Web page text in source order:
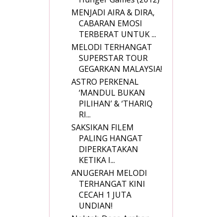
MENJADI AIRA & DIRA,
CABARAN EMOSI
TERBERAT UNTUK ...
MELODI TERHANGAT
SUPERSTAR TOUR
GEGARKAN MALAYSIA!
ASTRO PERKENAL
‘MANDUL BUKAN
PILIHAN’ & ‘THARIQ
RI...
SAKSIKAN FILEM
PALING HANGAT
DIPERKATAKAN
KETIKA I...
ANUGERAH MELODI
TERHANGAT KINI
CECAH 1 JUTA
UNDIAN!